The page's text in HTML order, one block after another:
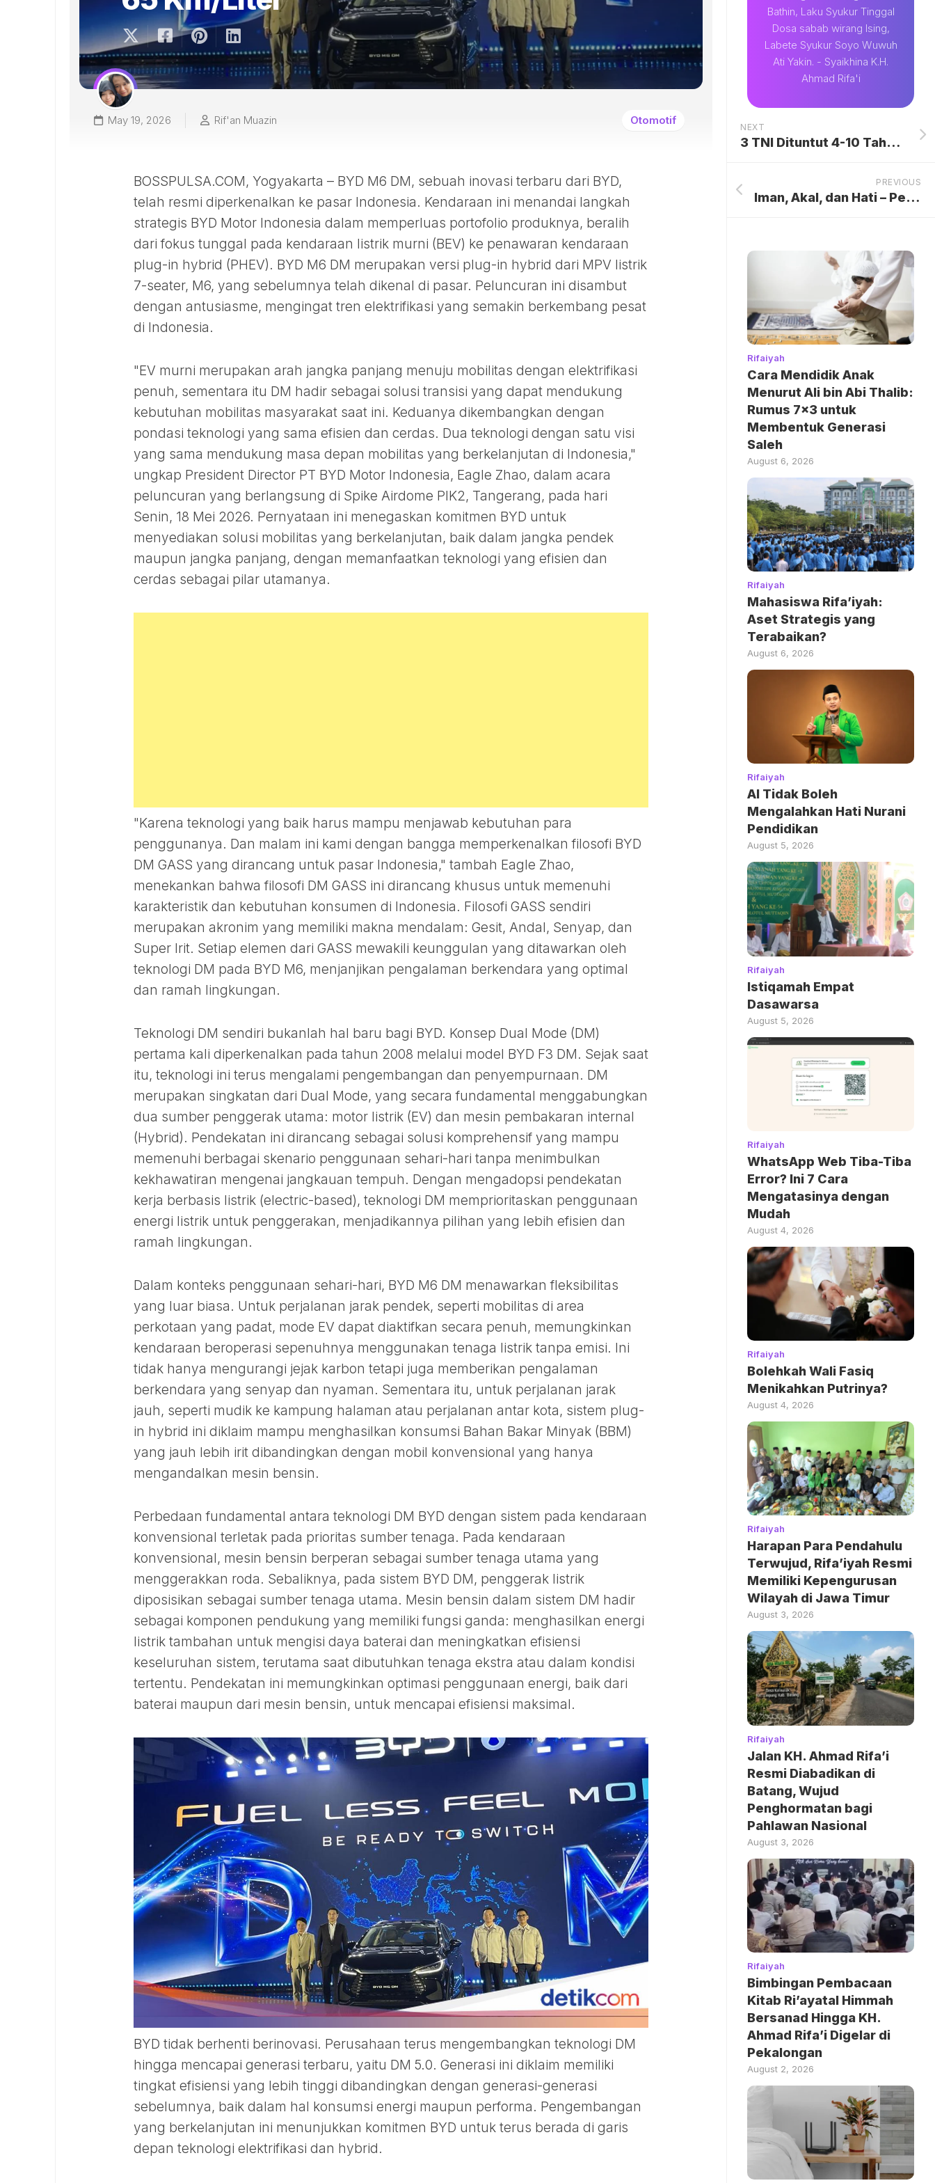
May 19, 2026 Rif'an Muazin Otomotif
BOSSPULSA.COM, Yogyakarta – BYD M6 DM, sebuah inovasi terbaru dari BYD,
telah resmi diperkenalkan ke pasar Indonesia. Kendaraan ini menandai langkah
strategis BYD Motor Indonesia dalam memperluas portofolio produknya, beralih
dari fokus tunggal pada kendaraan listrik murni (BEV) ke penawaran kendaraan
plug-in hybrid (PHEV). BYD M6 DM merupakan versi plug-in hybrid dari MPV listrik
7-seater, M6, yang sebelumnya telah dikenal di pasar. Peluncuran ini disambut
dengan antusiasme, mengingat tren elektrifikasi yang semakin berkembang pesat
di Indonesia.
"EV murni merupakan arah jangka panjang menuju mobilitas dengan elektrifikasi
penuh, sementara itu DM hadir sebagai solusi transisi yang dapat mendukung
kebutuhan mobilitas masyarakat saat ini. Keduanya dikembangkan dengan
pondasi teknologi yang sama efisien dan cerdas. Dua teknologi dengan satu visi
yang sama mendukung masa depan mobilitas yang berkelanjutan di Indonesia,"
ungkap President Director PT BYD Motor Indonesia, Eagle Zhao, dalam acara
peluncuran yang berlangsung di Spike Airdome PIK2, Tangerang, pada hari
Senin, 18 Mei 2026. Pernyataan ini menegaskan komitmen BYD untuk
menyediakan solusi mobilitas yang berkelanjutan, baik dalam jangka pendek
maupun jangka panjang, dengan memanfaatkan teknologi yang efisien dan
cerdas sebagai pilar utamanya.
"Karena teknologi yang baik harus mampu menjawab kebutuhan para
penggunanya. Dan malam ini kami dengan bangga memperkenalkan filosofi BYD
DM GASS yang dirancang untuk pasar Indonesia," tambah Eagle Zhao,
menekankan bahwa filosofi DM GASS ini dirancang khusus untuk memenuhi
karakteristik dan kebutuhan konsumen di Indonesia. Filosofi GASS sendiri
merupakan akronim yang memiliki makna mendalam: Gesit, Andal, Senyap, dan
Super Irit. Setiap elemen dari GASS mewakili keunggulan yang ditawarkan oleh
teknologi DM pada BYD M6, menjanjikan pengalaman berkendara yang optimal
dan ramah lingkungan.
Teknologi DM sendiri bukanlah hal baru bagi BYD. Konsep Dual Mode (DM)
pertama kali diperkenalkan pada tahun 2008 melalui model BYD F3 DM. Sejak saat
itu, teknologi ini terus mengalami pengembangan dan penyempurnaan. DM
merupakan singkatan dari Dual Mode, yang secara fundamental menggabungkan
dua sumber penggerak utama: motor listrik (EV) dan mesin pembakaran internal
(Hybrid). Pendekatan ini dirancang sebagai solusi komprehensif yang mampu
memenuhi berbagai skenario penggunaan sehari-hari tanpa menimbulkan
kekhawatiran mengenai jangkauan tempuh. Dengan mengadopsi pendekatan
kerja berbasis listrik (electric-based), teknologi DM memprioritaskan penggunaan
energi listrik untuk penggerakan, menjadikannya pilihan yang lebih efisien dan
ramah lingkungan.
Dalam konteks penggunaan sehari-hari, BYD M6 DM menawarkan fleksibilitas
yang luar biasa. Untuk perjalanan jarak pendek, seperti mobilitas di area
perkotaan yang padat, mode EV dapat diaktifkan secara penuh, memungkinkan
kendaraan beroperasi sepenuhnya menggunakan tenaga listrik tanpa emisi. Ini
tidak hanya mengurangi jejak karbon tetapi juga memberikan pengalaman
berkendara yang senyap dan nyaman. Sementara itu, untuk perjalanan jarak
jauh, seperti mudik ke kampung halaman atau perjalanan antar kota, sistem plug-
in hybrid ini diklaim mampu menghasilkan konsumsi Bahan Bakar Minyak (BBM)
yang jauh lebih irit dibandingkan dengan mobil konvensional yang hanya
mengandalkan mesin bensin.
Perbedaan fundamental antara teknologi DM BYD dengan sistem pada kendaraan
konvensional terletak pada prioritas sumber tenaga. Pada kendaraan
konvensional, mesin bensin berperan sebagai sumber tenaga utama yang
menggerakkan roda. Sebaliknya, pada sistem BYD DM, penggerak listrik
diposisikan sebagai sumber tenaga utama. Mesin bensin dalam sistem DM hadir
sebagai komponen pendukung yang memiliki fungsi ganda: menghasilkan energi
listrik tambahan untuk mengisi daya baterai dan meningkatkan efisiensi
keseluruhan sistem, terutama saat dibutuhkan tenaga ekstra atau dalam kondisi
tertentu. Pendekatan ini memungkinkan optimasi penggunaan energi, baik dari
baterai maupun dari mesin bensin, untuk mencapai efisiensi maksimal.
BYD tidak berhenti berinovasi. Perusahaan terus mengembangkan teknologi DM
hingga mencapai generasi terbaru, yaitu DM 5.0. Generasi ini diklaim memiliki
tingkat efisiensi yang lebih tinggi dibandingkan dengan generasi-generasi
sebelumnya, baik dalam hal konsumsi energi maupun performa. Pengembangan
yang berkelanjutan ini menunjukkan komitmen BYD untuk terus berada di garis
depan teknologi elektrifikasi dan hybrid.
Bathin, Laku Syukur Tinggal
Dosa sabab wirang Ising,
Labete Syukur Soyo Wuwuh
Ati Yakin. - Syaikhina K.H.
Ahmad Rifa'i
NEXT
3 TNI Dituntut 4-10 Tahun Bui Kasus Pembunuhan Kacab Bank, Keluarga Korban Ungkap Kekecewaan Mendalam Atas Tuntutan Oditur Militer.
PREVIOUS
Iman, Akal, dan Hati – Perjalanan Menemukan Kebenaran yang Membebaskan
Rifaiyah
Cara Mendidik Anak
Menurut Ali bin Abi Thalib:
Rumus 7×3 untuk
Membentuk Generasi
Saleh
August 6, 2026
Rifaiyah
Mahasiswa Rifa’iyah:
Aset Strategis yang
Terabaikan?
August 6, 2026
Rifaiyah
AI Tidak Boleh
Mengalahkan Hati Nurani
Pendidikan
August 5, 2026
Rifaiyah
Istiqamah Empat
Dasawarsa
August 5, 2026
Rifaiyah
WhatsApp Web Tiba-Tiba
Error? Ini 7 Cara
Mengatasinya dengan
Mudah
August 4, 2026
Rifaiyah
Bolehkah Wali Fasiq
Menikahkan Putrinya?
August 4, 2026
Rifaiyah
Harapan Para Pendahulu
Terwujud, Rifa’iyah Resmi
Memiliki Kepengurusan
Wilayah di Jawa Timur
August 3, 2026
Rifaiyah
Jalan KH. Ahmad Rifa’i
Resmi Diabadikan di
Batang, Wujud
Penghormatan bagi
Pahlawan Nasional
August 3, 2026
Rifaiyah
Bimbingan Pembacaan
Kitab Ri’ayatal Himmah
Bersanad Hingga KH.
Ahmad Rifa’i Digelar di
Pekalongan
August 2, 2026